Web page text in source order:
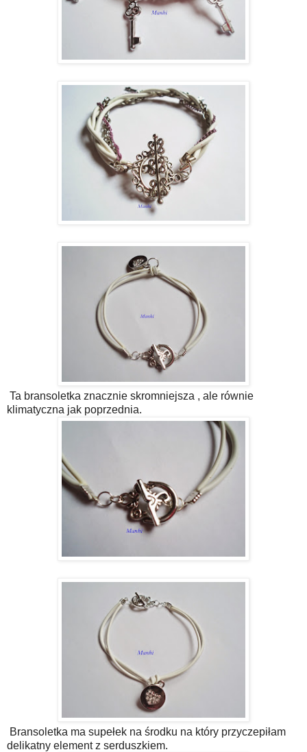
Ta bransoletka znacznie skromniejsza , ale równie
klimatyczna jak poprzednia.
Bransoletka ma supełek na środku na który przyczepiłam
delikatny element z serduszkiem.